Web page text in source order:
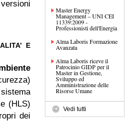
E
(HLS)
dei
Master Energy
Management – UNI CEI
11339:2009 -
Professionisti dell'Energia
Alma Laboris Formazione
Avanzata
Alma Laboris riceve il
Patrocinio GIDP per il
Master in Gestione,
Sviluppo ed
Amministrazione delle
Risorse Umane
Vedi tutti